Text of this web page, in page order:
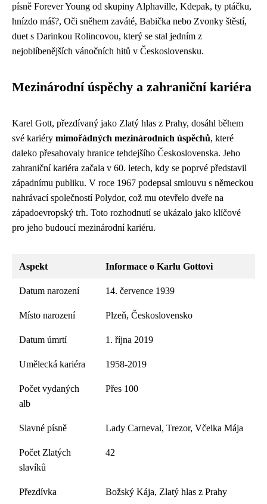
písně Forever Young od skupiny Alphaville, Kdepak, ty ptáčku,
hnízdo máš?, Oči sněhem zaváté, Babička nebo Zvonky štěstí,
duet s Darinkou Rolincovou, který se stal jedním z
nejoblíbenějších vánočních hitů v Československu.
Mezinárodní úspěchy a zahraniční kariéra
Karel Gott, přezdívaný jako Zlatý hlas z Prahy, dosáhl během
své kariéry mimořádných mezinárodních úspěchů, které
daleko přesahovaly hranice tehdejšího Československa. Jeho
zahraniční kariéra začala v 60. letech, kdy se poprvé představil
západnímu publiku. V roce 1967 podepsal smlouvu s německou
nahrávací společností Polydor, což mu otevřelo dveře na
západoevropský trh. Toto rozhodnutí se ukázalo jako klíčové
pro jeho budoucí mezinárodní kariéru.
Aspekt Informace o Karlu Gottovi
Datum narození 14. července 1939
Místo narození Plzeň, Československo
Datum úmrtí 1. října 2019
Umělecká kariéra 1958-2019
Počet vydaných
alb
Přes 100
Slavné písně Lady Carneval, Trezor, Včelka Mája
Počet Zlatých
slavíků
42
Přezdívka Božský Kája, Zlatý hlas z Prahy